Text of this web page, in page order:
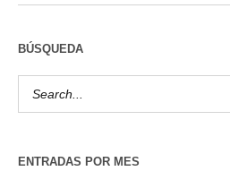
BÚSQUEDA
ENTRADAS POR MES